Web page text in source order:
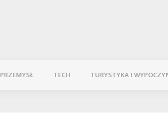
PRZEMYSŁ TECH TURYSTYKA I